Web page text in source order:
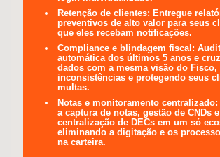
Retenção de clientes: Entregue
preventivos de alto valor para seus
que eles recebam notificações.
Compliance e blindagem fiscal:
automática dos últimos 5 anos e
dados com a mesma visão do
inconsistências e protegendo seus
multas.
Notas e monitoramento centralizado:
a captura de notas, gestão de CNDs e
centralização de DECs em um só
eliminando a digitação e os
na carteira.